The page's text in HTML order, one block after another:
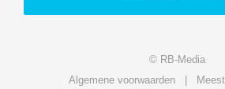
© RB-Media
Algemene voorwaarden